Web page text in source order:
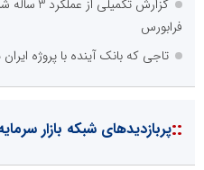
گزارش
فرابورس
تاجی که بانک آینده با پروژه
::پربازدیدهای شبکه بازار